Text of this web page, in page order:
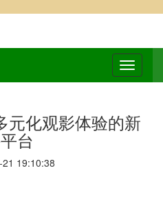
元化观影体验的新
台
19:10:38